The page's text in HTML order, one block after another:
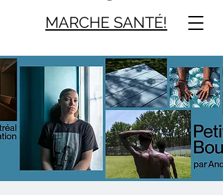
MARCHE SANTÉ!